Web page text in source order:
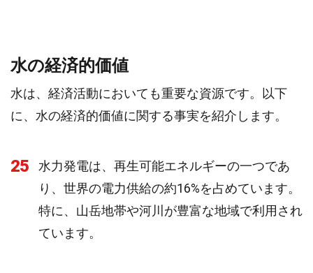
水の経済的価値
水は、経済活動においても重要な資源です。以下
に、水の経済的価値に関する事実を紹介します。
25
水力発電は、再生可能エネルギーの一つであ
り、世界の電力供給の約16%を占めています。
特に、山岳地帯や河川が豊富な地域で利用され
ています。